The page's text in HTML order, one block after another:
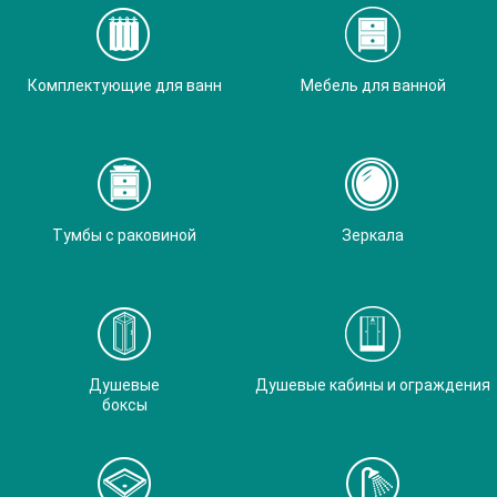
Комплектующие для ванн Мебель для ванной
Тумбы с раковиной Зеркала
Душевые
боксы
Душевые кабины и ограждения